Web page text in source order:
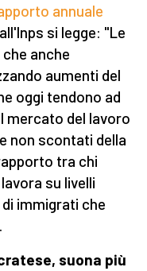
annuale
si legge: "Le
anche
aumenti del
oggi tendono ad
mercato del lavoro
non scontati della
tra chi
su livelli
immigrati che
suona più